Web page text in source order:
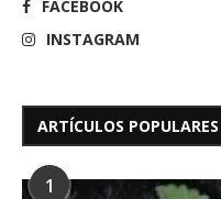
FACEBOOK
INSTAGRAM
ARTÍCULOS POPULARES
1